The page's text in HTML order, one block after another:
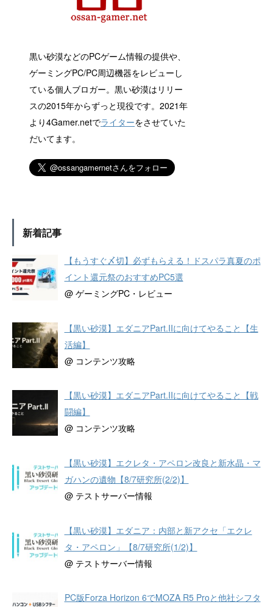
黒い砂漠などのPCゲーム情報の提供や、
ゲーミングPC/PC周辺機器をレビューし
ている個人ブロガー。黒い砂漠はリリー
スの2015年からずっと現役です。2021年
より4Gamer.netでライターをさせていた
だいてます。
新着記事
【もうすぐ〆切】必ずもらえる！ドスパラ真夏のポ
イント還元祭のおすすめPC5選
@ ゲーミングPC・レビュー
【黒い砂漠】エダニアPart.IIに向けてやること【生
活編】
@ コンテンツ攻略
【黒い砂漠】エダニアPart.IIに向けてやること【戦
闘編】
@ コンテンツ攻略
【黒い砂漠】エクレタ・アペロン改良と新水晶・マ
ガハンの遺物【8/7研究所(2/2)】
@ テストサーバー情報
【黒い砂漠】エダニア：内部と新アクセ「エクレ
タ・アペロン」【8/7研究所(1/2)】
@ テストサーバー情報
PC版Forza Horizon 6でMOZA R5 Proと他社シフタ